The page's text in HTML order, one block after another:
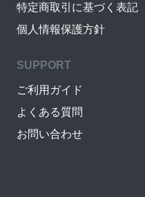
特定商取引に基づく表記
個人情報保護方針
SUPPORT
ご利用ガイド
よくある質問
お問い合わせ